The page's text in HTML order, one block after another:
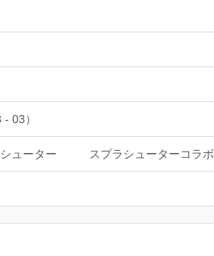
03）
ューター スプラシューターコラボ